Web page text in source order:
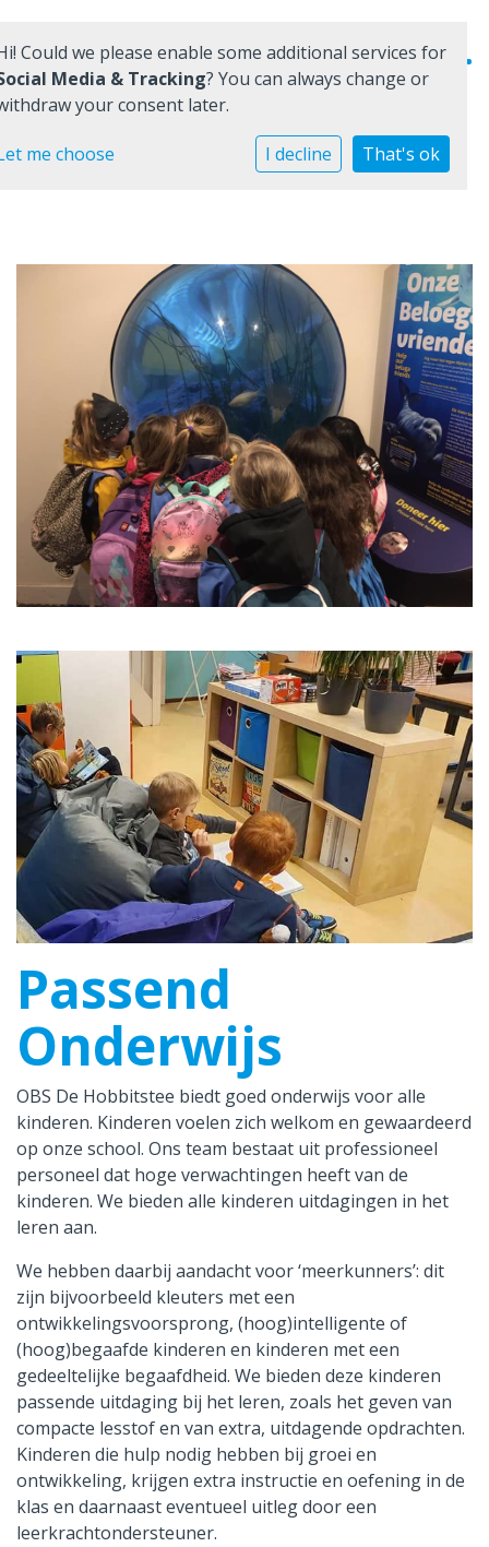
Home
Praktische informatie
Medezeggenschap
Vacatures
Ik zoek een school
Passend
Onderwijs
OBS De Hobbitstee biedt goed onderwijs voor alle
kinderen. Kinderen voelen zich welkom en gewaardeerd
op onze school. Ons team bestaat uit professioneel
personeel dat hoge verwachtingen heeft van de
kinderen. We bieden alle kinderen uitdagingen in het
leren aan.
We hebben daarbij aandacht voor ‘meerkunners’: dit
zijn bijvoorbeeld kleuters met een
ontwikkelingsvoorsprong, (hoog)intelligente of
(hoog)begaafde kinderen en kinderen met een
gedeeltelijke begaafdheid. We bieden deze kinderen
passende uitdaging bij het leren, zoals het geven van
compacte lesstof en van extra, uitdagende opdrachten.
Kinderen die hulp nodig hebben bij groei en
ontwikkeling, krijgen extra instructie en oefening in de
klas en daarnaast eventueel uitleg door een
leerkrachtondersteuner.
Could we please enable some additional services for
Media & Tracking? You can always change or
your consent later.
me choose I decline That's ok